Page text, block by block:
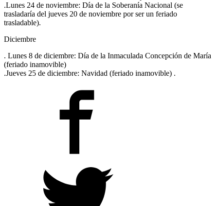
.Lunes 24 de noviembre: Día de la Soberanía Nacional (se
trasladaría del jueves 20 de noviembre por ser un feriado
trasladable).
Diciembre
. Lunes 8 de diciembre: Día de la Inmaculada Concepción de María
(feriado inamovible)
.Jueves 25 de diciembre: Navidad (feriado inamovible) .